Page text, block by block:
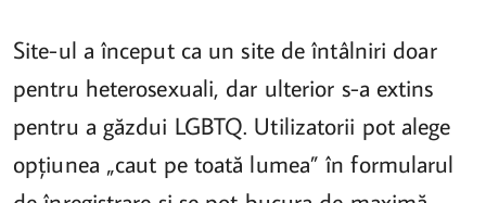
Site-ul a început ca un site de întâlniri doar
pentru heterosexuali, dar ulterior s-a extins
pentru a găzdui LGBTQ. Utilizatorii pot alege
opțiunea „caut pe toată lumea” în formularul